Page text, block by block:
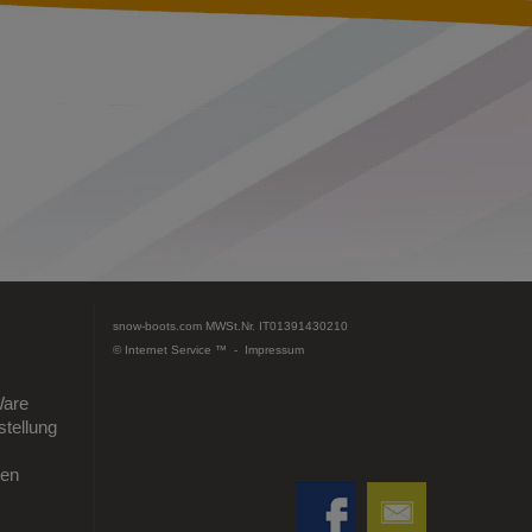
snow-boots.com MWSt.Nr. IT01391430210
© Internet Service ™ - Impressum